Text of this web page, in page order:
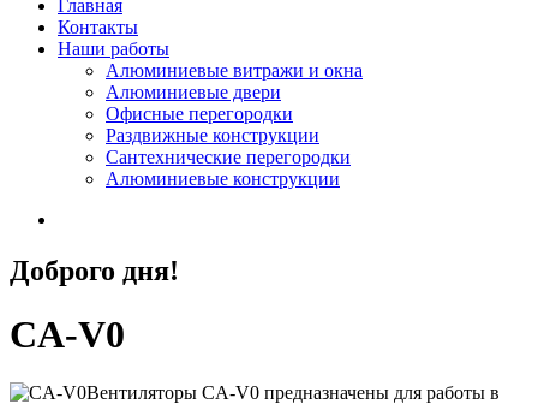
Главная
Контакты
Наши работы
Алюминиевые витражи и окна
Алюминиевые двери
Офисные перегородки
Раздвижные конструкции
Сантехнические перегородки
Алюминиевые конструкции
Доброго дня!
CA-V0
Вентиляторы CA-V0 предназначены для работы в